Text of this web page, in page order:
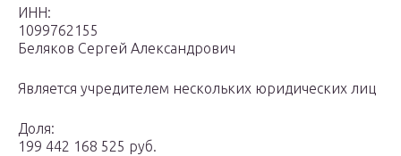
ИНН:
1099762155
Беляков Сергей Александрович
Является учредителем нескольких юридических лиц
Доля:
199 442 168 525 руб.